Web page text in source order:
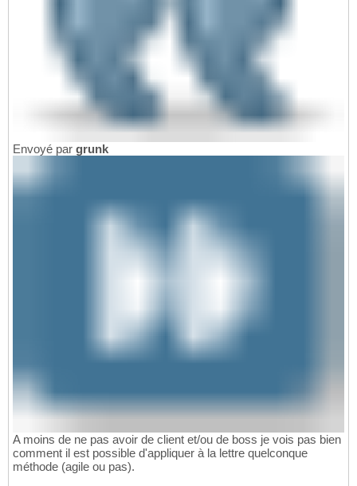
Envoyé par grunk
A moins de ne pas avoir de client et/ou de boss je vois pas bien
comment il est possible d'appliquer à la lettre quelconque
méthode (agile ou pas).